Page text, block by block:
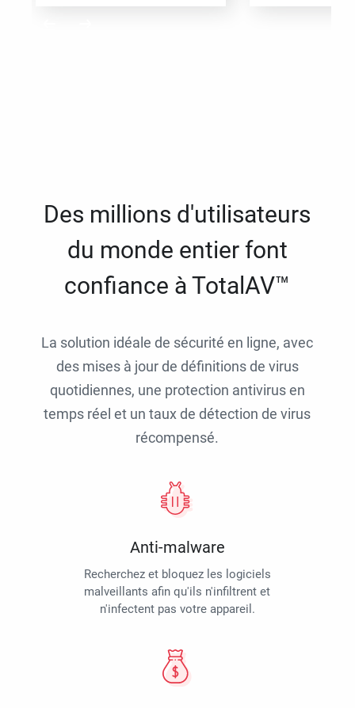
Des millions d'utilisateurs
du monde entier font
confiance à TotalAV™
La solution idéale de sécurité en ligne, avec
des mises à jour de définitions de virus
quotidiennes, une protection antivirus en
temps réel et un taux de détection de virus
récompensé.
Anti-malware
Recherchez et bloquez les logiciels
malveillants afin qu'ils n'infiltrent et
n'infectent pas votre appareil.